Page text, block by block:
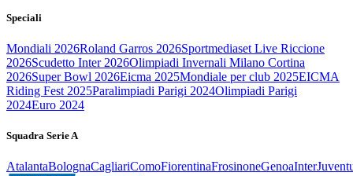
Speciali
Mondiali 2026Roland Garros 2026Sportmediaset Live Riccione
2026Scudetto Inter 2026Olimpiadi Invernali Milano Cortina
2026Super Bowl 2026Eicma 2025Mondiale per club 2025EICMA
Riding Fest 2025Paralimpiadi Parigi 2024Olimpiadi Parigi
2024Euro 2024
Squadra Serie A
AtalantaBolognaCagliariComoFiorentinaFrosinoneGenoaInter